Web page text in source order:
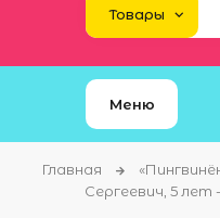
Меню
Главная
Сергеевич, 5